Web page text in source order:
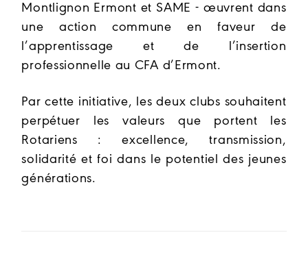
Montlignon Ermont et SAME - œuvrent dans
une action commune en faveur de
l’apprentissage et de l’insertion
professionnelle au CFA d’Ermont.
Par cette initiative, les deux clubs souhaitent
perpétuer les valeurs que portent les
Rotariens : excellence, transmission,
solidarité et foi dans le potentiel des jeunes
générations.